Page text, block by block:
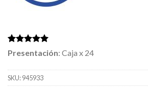
Rated5.00
out of 5
1
customer
rating
Presentación: Caja x 24
SKU:945933